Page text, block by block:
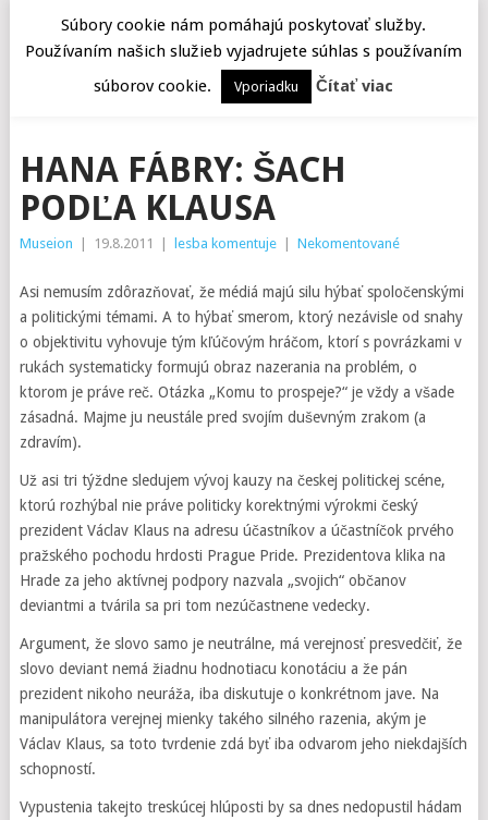
HANA FÁBRY: ŠACH
PODĽA KLAUSA
Museion 19.8.2011 lesba komentuje Nekomentované
Asi nemusím zdôrazňovať, že médiá majú silu hýbať spoločenskými
a politickými témami. A to hýbať smerom, ktorý nezávisle od snahy
o objektivitu vyhovuje tým kľúčovým hráčom, ktorí s povrázkami v
rukách systematicky formujú obraz nazerania na problém, o
ktorom je práve reč. Otázka „Komu to prospeje?“ je vždy a všade
zásadná. Majme ju neustále pred svojím duševným zrakom (a
zdravím).
Už asi tri týždne sledujem vývoj kauzy na českej politickej scéne,
ktorú rozhýbal nie práve politicky korektnými výrokmi český
prezident Václav Klaus na adresu účastníkov a účastníčok prvého
pražského pochodu hrdosti Prague Pride. Prezidentova klika na
Hrade za jeho aktívnej podpory nazvala „svojich“ občanov
deviantmi a tvárila sa pri tom nezúčastnene vedecky.
Argument, že slovo samo je neutrálne, má verejnosť presvedčiť, že
slovo deviant nemá žiadnu hodnotiacu konotáciu a že pán
prezident nikoho neuráža, iba diskutuje o konkrétnom jave. Na
manipulátora verejnej mienky takého silného razenia, akým je
Václav Klaus, sa toto tvrdenie zdá byť iba odvarom jeho niekdajších
schopností.
Vypustenia takejto treskúcej hlúposti by sa dnes nedopustil hádam
Súbory cookie nám pomáhajú poskytovať služby.
Používaním našich služieb vyjadrujete súhlas s používaním
súborov cookie.
Vporiadku Čítať viac